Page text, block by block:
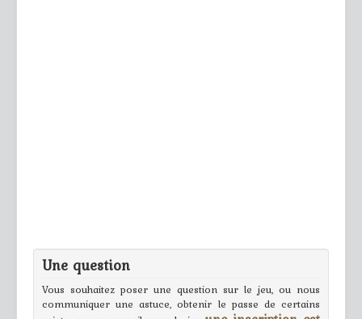
Une question
Vous souhaitez poser une question sur le jeu, ou nous
communiquer une astuce, obtenir le passe de certains